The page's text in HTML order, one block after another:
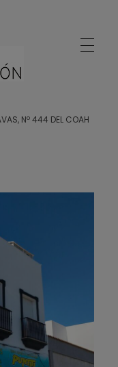
Nº 444 DEL COAH